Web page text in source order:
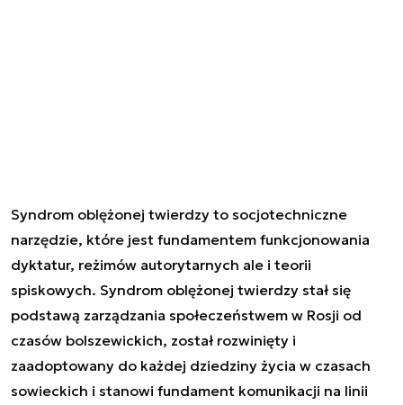
Syndrom oblężonej twierdzy to socjotechniczne
narzędzie, które jest fundamentem funkcjonowania
dyktatur, reżimów autorytarnych ale i teorii
spiskowych. Syndrom oblężonej twierdzy stał się
podstawą zarządzania społeczeństwem w Rosji od
czasów bolszewickich, został rozwinięty i
zaadoptowany do każdej dziedziny życia w czasach
sowieckich i stanowi fundament komunikacji na linii